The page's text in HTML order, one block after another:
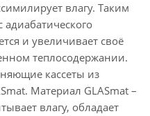
влагу. Таким
адиабатического
и увеличивает своё
теплосодержании.
кассеты из
Материал GLASmat –
влагу, обладает